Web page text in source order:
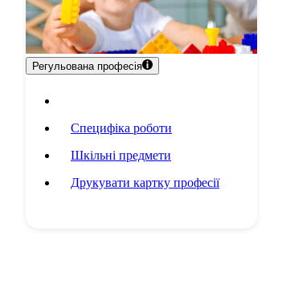
Регульована професія
Специфіка роботи
Шкільні предмети
Друкувати картку професії